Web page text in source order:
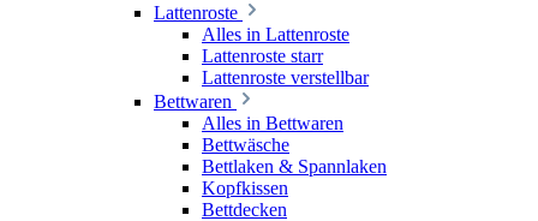
Lattenroste
Alles in Lattenroste
Lattenroste starr
Lattenroste verstellbar
Bettwaren
Alles in Bettwaren
Bettwäsche
Bettlaken & Spannlaken
Kopfkissen
Bettdecken